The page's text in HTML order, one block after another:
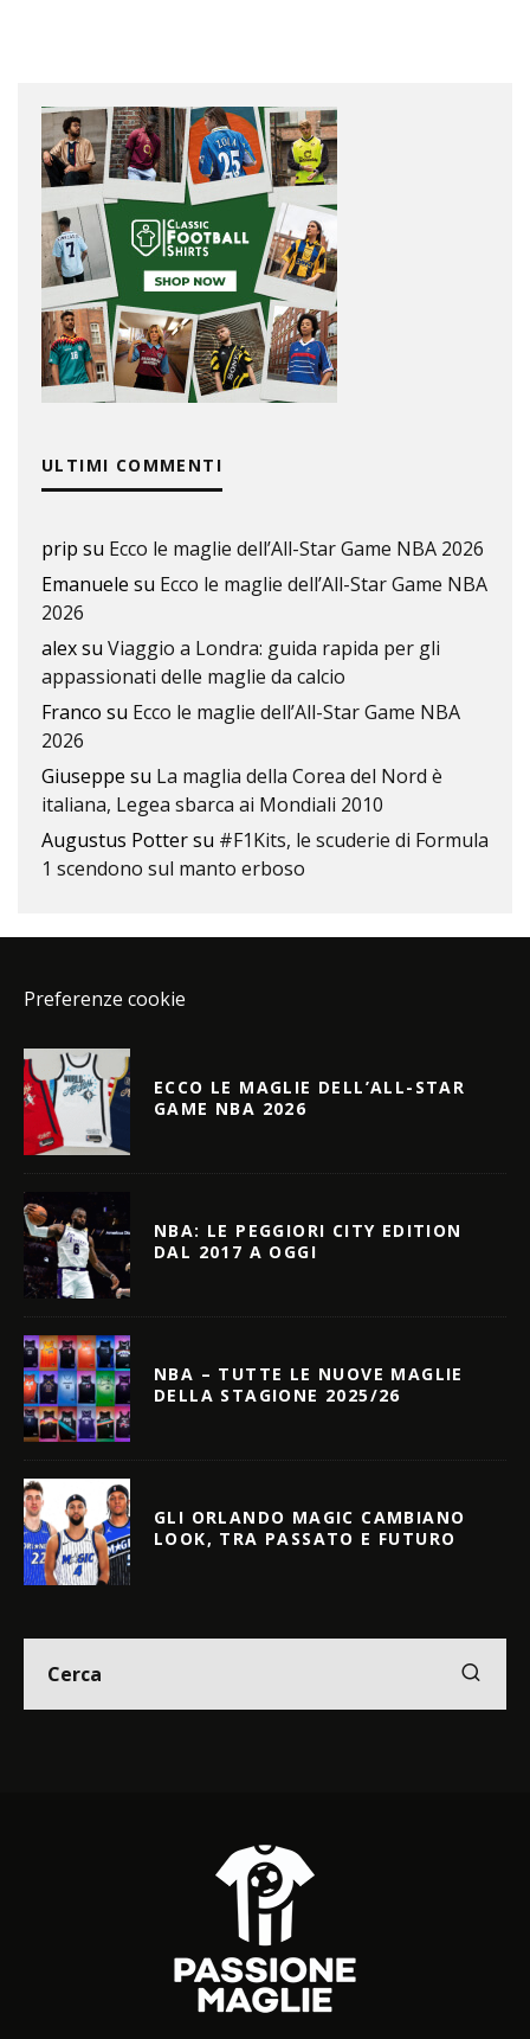
ULTIMI COMMENTI
prip su Ecco le maglie dell’All-Star Game NBA 2026
Emanuele su Ecco le maglie dell’All-Star Game NBA
2026
alexsu Viaggio a Londra: guida rapida per gli
appassionati delle maglie da calcio
Franco su Ecco le maglie dell’All-Star Game NBA
2026
Giuseppe su La maglia della Corea del Nord è
italiana, Legea sbarca ai Mondiali 2010
Augustus Pottersu #F1Kits, le scuderie di Formula
1 scendono sul manto erboso
Preferenze cookie
ECCO LE MAGLIE DELL’ALL-STAR
GAME NBA 2026
NBA: LE PEGGIORI CITY EDITION
DAL 2017 A OGGI
NBA – TUTTE LE NUOVE MAGLIE
DELLA STAGIONE 2025/26
GLI ORLANDO MAGIC CAMBIANO
LOOK, TRA PASSATO E FUTURO